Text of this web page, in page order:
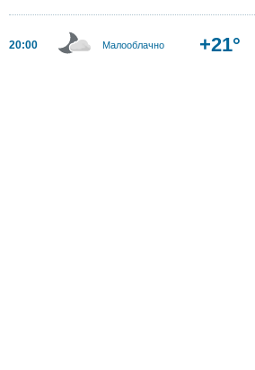
20:00 Малооблачно +21°